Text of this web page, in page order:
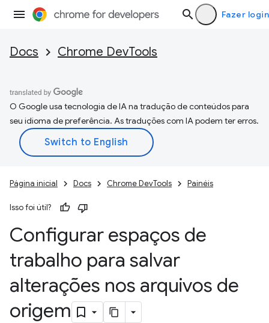
Fazer login
Docs Chrome DevTools
O Google usa tecnologia de IA na tradução de conteúdos para
seu idioma de preferência. As traduções com IA podem ter erros.
Página inicial Docs Chrome DevTools Painéis
Isso foi útil?
Configurar espaços de
trabalho para salvar
alterações nos arquivos de
origem